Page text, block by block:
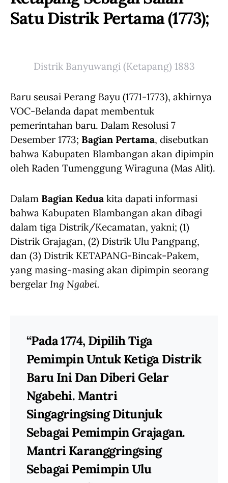
Satu Distrik Pertama (1773);
Distrik Banyuwangi (Ketapang) 1883
Baru seusai Perang Bayu (1771-1773), akhirnya
VOC-Belanda dapat membentuk
pemerintahan baru. Dalam Resolusi 7
Desember 1773; Bagian Pertama, disebutkan
bahwa Kabupaten Blambangan akan dipimpin
oleh Raden Tumenggung Wiraguna (Mas Alit).
Dalam Bagian Kedua kita dapati informasi
bahwa Kabupaten Blambangan akan dibagi
dalam tiga Distrik/Kecamatan, yakni; (1)
Distrik Grajagan, (2) Distrik Ulu Pangpang,
dan (3) Distrik KETAPANG-Bincak-Pakem,
yang masing-masing akan dipimpin seorang
bergelar Ing Ngabei.
“Pada 1774, Dipilih Tiga
Pemimpin Untuk Ketiga Distrik
Baru Ini Dan Diberi Gelar
Ngabehi. Mantri
Singagringsing Ditunjuk
Sebagai Pemimpin Grajagan.
Mantri Karanggringsing
Sebagai Pemimpin Ulu